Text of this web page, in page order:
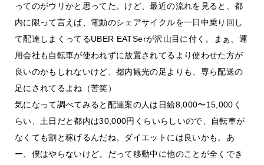
ってのがウリかと思ってた。けど、最近の流れを見ると、都
内に限って言えば、電動のシェアサイクルを一日中乗り回し
て配達しまくってるUBER EATSerが沢山目に付く。まぁ、運
用会社も自転車が使われずに放置されてるより使わせた方が
良いのかもしれないけど、都内観光の足よりも、専ら配送の
足にされてるよね（苦笑）
気になって調べてみると配達案の人は日給8,000〜15,000く
らい、土日だと都内は30,000円くらいらしいので、自転車が
なくても割と稼げるんだね。ダイエットには良いかも。あ
ー、僕はやらないけど。だって移動中に他のことが全くでき